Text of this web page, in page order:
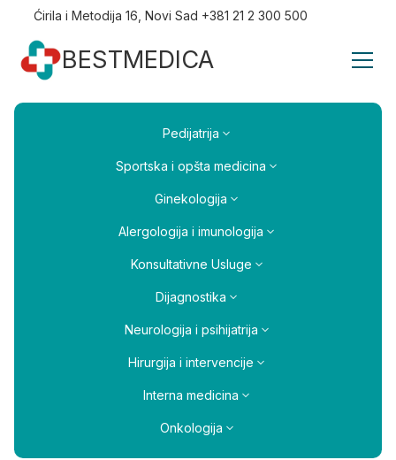
Ćirila i Metodija 16, Novi Sad +381 21 2 300 500
BESTMEDICA
Pedijatrija
Sportska i opšta medicina
Ginekologija
Alergologija i imunologija
Konsultativne Usluge
Dijagnostika
Neurologija i psihijatrija
Hirurgija i intervencije
Interna medicina
Onkologija